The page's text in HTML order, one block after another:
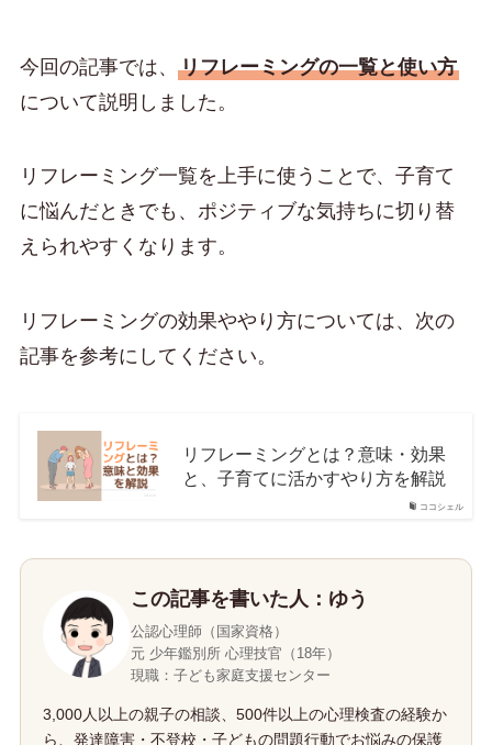
今回の記事では、 リフレーミングの一覧と使い方
について説明しました。
リフレーミング一覧を上手に使うことで、子育て
に悩んだときでも、ポジティブな気持ちに切り替
えられやすくなります。
リフレーミングの効果ややり方については、次の
記事を参考にしてください。
ココシェル
リフレーミングとは？意味・効果
と、子育てに活かすやり方を解説
この記事を書いた人：ゆう
公認心理師（国家資格）
元 少年鑑別所 心理技官（18年）
現職：子ども家庭支援センター
3,000人以上の親子の相談、500件以上の心理検査の経験か
ら、発達障害・不登校・子どもの問題行動でお悩みの保護